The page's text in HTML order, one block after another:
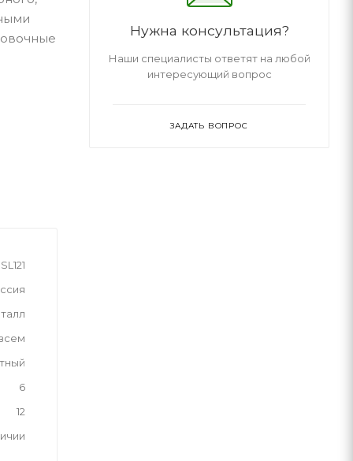
SL121
6
12
Нужна консультация?
Наши специалисты ответят на любой
интересующий вопрос
ЗАДАТЬ ВОПРОС